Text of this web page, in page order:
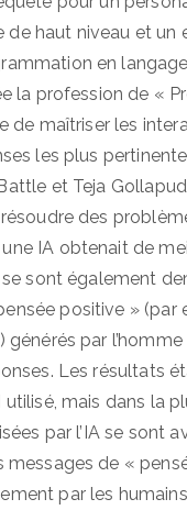
de haut niveau et un
en
la profession de «
de maîtriser les
les plus
et Teja
des
IA obtenait de
se sont également
positive » (par
générés par
Les résultats
mais dans la
par l’IA se sont
messages de «
par les